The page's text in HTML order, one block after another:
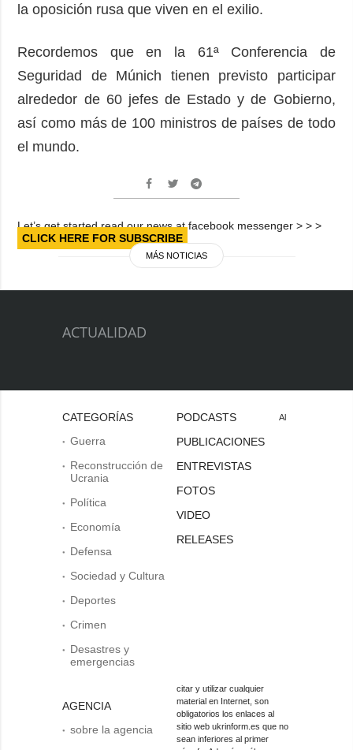
la oposición rusa que viven en el exilio.
Recordemos que en la 61ª Conferencia de
Seguridad de Múnich tienen previsto participar
alrededor de 60 jefes de Estado y de Gobierno,
así como más de 100 ministros de países de todo
el mundo.
Let’s get started read our news at facebook messenger > > >
CLICK HERE FOR SUBSCRIBE
MÁS NOTICIAS
ACTUALIDAD
CATEGORÍAS
Guerra
Reconstrucción de
Ucrania
Política
Economía
Defensa
Sociedad y Cultura
Deportes
Crimen
Desastres y
emergencias
AGENCIA
sobre la agencia
PODCASTS
PUBLICACIONES
ENTREVISTAS
FOTOS
VIDEO
RELEASES
Al
citar y utilizar cualquier
material en Internet, son
obligatorios los enlaces al
sitio web ukrinform.es que no
sean inferiores al primer